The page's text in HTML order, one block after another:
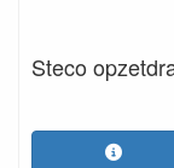
Steco